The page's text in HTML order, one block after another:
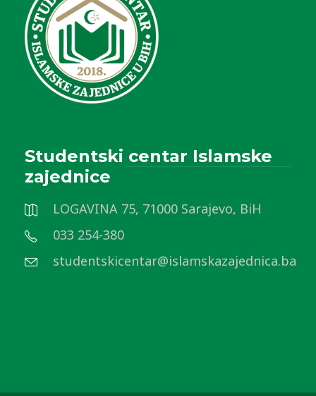
Studentski centar Islamske
zajednice
LOGAVINA 75, 71000 Sarajevo, BiH
033 254-380
studentskicentar@islamskazajednica.ba